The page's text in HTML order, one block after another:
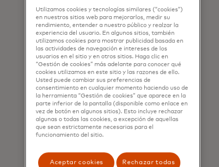
porque no reconocen una
transacción en su estado de
cuenta, disputas conocidas como
fraude de primera partese abre en una pestaña
o fraude
amistoso.
De hecho, el 42% de los afiliados a
la Generación Z encuestados
dijeron que están dispuestos a
participar en fraudes de primera
parte,según Fortunese abre en una pestaña
. Eso fue
significativamente más alto que
otras generaciones, con solo el
lo harían. Este alto nivel de
Utilizamos cookies y tecnologías similares (“cookies”)
en nuestros sitios web para mejorarlos, medir su
rendimiento, entender a nuestro público y realzar la
experiencia del usuario. En algunos sitios, también
utilizamos cookies para mostrar publicidad basada en
las actividades de navegación e intereses de los
usuarios en el sitio y en otros sitios. Haga clic en
“Gestión de cookies” más adelante para conocer qué
cookies utilizamos en este sitio y las razones de ello.
Usted puede cambiar sus preferencias de
consentimiento en cualquier momento haciendo uso de
la herramienta “Gestión de cookies” que aparece en la
parte inferior de la pantalla (disponible como enlace en
vez de botón en algunos sitios). Esto incluye rechazar
algunas o todas las cookies, a excepción de aquellas
que sean estrictamente necesarias para el
funcionamiento del sitio.
Aceptar cookies Rechazar todas